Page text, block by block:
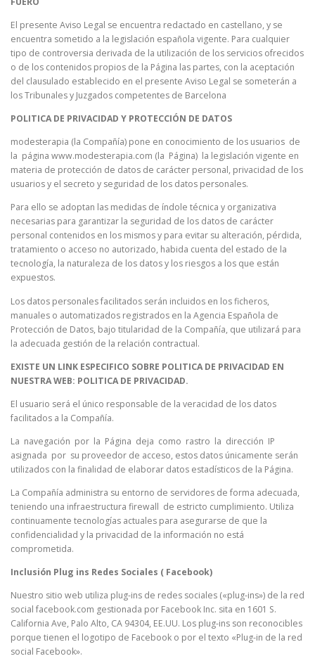
El presente Aviso Legal se encuentra redactado en castellano, y se
encuentra sometido a la legislación española vigente. Para cualquier
tipo de controversia derivada de la utilización de los servicios ofrecidos
o de los contenidos propios de la Página las partes, con la aceptación
del clausulado establecido en el presente Aviso Legal se someterán a
los Tribunales y Juzgados competentes de Barcelona
POLITICA DE PRIVACIDAD Y PROTECCIÓN DE DATOS
modesterapia (la Compañía) pone en conocimiento de los usuarios de
la página www.modesterapia.com (la Página) la legislación vigente en
materia de protección de datos de carácter personal, privacidad de los
usuarios y el secreto y seguridad de los datos personales.
Para ello se adoptan las medidas de índole técnica y organizativa
necesarias para garantizar la seguridad de los datos de carácter
personal contenidos en los mismos y para evitar su alteración, pérdida,
tratamiento o acceso no autorizado, habida cuenta del estado de la
tecnología, la naturaleza de los datos y los riesgos a los que están
expuestos.
Los datos personales facilitados serán incluidos en los ficheros,
manuales o automatizados registrados en la Agencia Española de
Protección de Datos, bajo titularidad de la Compañía, que utilizará para
la adecuada gestión de la relación contractual.
EXISTE UN LINK ESPECIFICO SOBRE POLITICA DE PRIVACIDAD EN
NUESTRA WEB: POLITICA DE PRIVACIDAD.
El usuario será el único responsable de la veracidad de los datos
facilitados a la Compañía.
La navegación por la Página deja como rastro la dirección IP
asignada por su proveedor de acceso, estos datos únicamente serán
utilizados con la finalidad de elaborar datos estadísticos de la Página.
La Compañía administra su entorno de servidores de forma adecuada,
teniendo una infraestructura firewall de estricto cumplimiento. Utiliza
continuamente tecnologías actuales para asegurarse de que la
confidencialidad y la privacidad de la información no está
comprometida.
Inclusión Plug ins Redes Sociales ( Facebook)
Nuestro sitio web utiliza plug-ins de redes sociales («plug-ins») de la red
social facebook.com gestionada por Facebook Inc. sita en 1601 S.
California Ave, Palo Alto, CA 94304, EE.UU. Los plug-ins son reconocibles
porque tienen el logotipo de Facebook o por el texto «Plug-in de la red
social Facebook».